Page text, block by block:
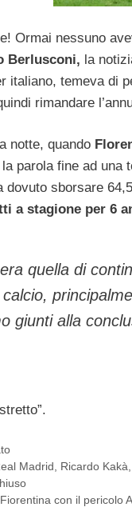
Ormai nessuno
Berlusconi, la
italiano, temeva di
rimandare
notte, quando
parola fine ad una
dovuto sborsare
a stagione per 6
quella di
giunti alla
Madrid Ricardo Kakà
con il pericolo